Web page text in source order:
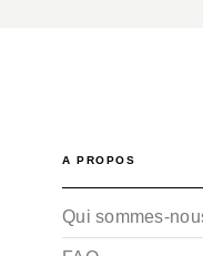
A PROPOS
Qui sommes-